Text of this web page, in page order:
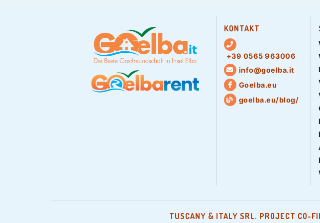
KONTAKT
+39 0565 963006
info@goelba.it
Goelba.eu
goelba.eu/blog/
TUSCANY & ITALY SRL. PROJECT CO-